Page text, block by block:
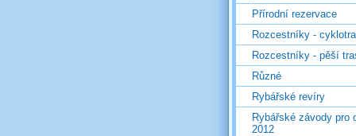
Přírodní rezervace
Rozcestníky -
Rozcestníky - pěší
Různé
Rybářské revíry
Rybářské závody pro
2012